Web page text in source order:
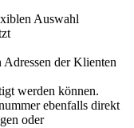
Auswahl
Adressen der Klienten
werden können.
ebenfalls direkt
oder